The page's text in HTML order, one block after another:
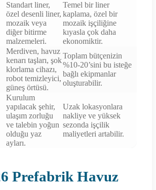
Standart liner,
özel desenli liner,
mozaik veya
diğer bitirme
malzemeleri.
Temel bir liner
kaplama, özel bir
mozaik işçiliğine
kıyasla çok daha
ekonomiktir.
Merdiven, havuz
kenarı taşları, şok
klorlama cihazı,
robot temizleyici,
güneş örtüsü.
Toplam bütçenizin
%10-20’sini bu isteğe
bağlı ekipmanlar
oluşturabilir.
Kurulum
yapılacak şehir,
ulaşım zorluğu
ve talebin yoğun
olduğu yaz
ayları.
Uzak lokasyonlara
nakliye ve yüksek
sezonda işçilik
maliyetleri artabilir.
Prefabrik Havuz